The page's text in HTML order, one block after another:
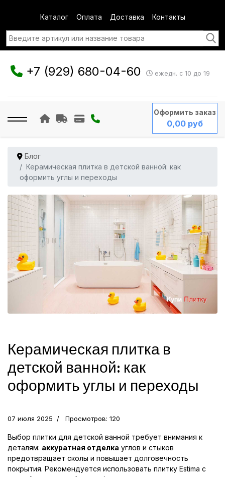
Каталог Оплата Доставка Контакты
+7 (929) 680-04-60 ежедн. с 10 до 19
Оформить заказ
0,00 руб
Блог
Керамическая плитка в детской ванной: как
оформить углы и переходы
Керамическая плитка в
детской ванной: как
оформить углы и переходы
07 июля 2025 Просмотров: 120
Выбор плитки для детской ванной требует внимания к
деталям: аккуратная отделка углов и стыков
предотвращает сколы и повышает долговечность
покрытия. Рекомендуется использовать плитку Estima с